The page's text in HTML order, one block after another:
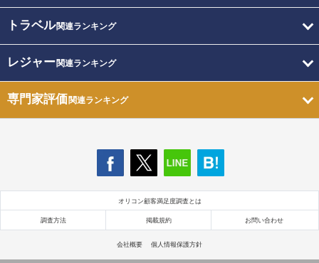
トラベル関連ランキング
レジャー関連ランキング
専門家評価関連ランキング
オリコン顧客満足度調査とは
調査方法 掲載規約 お問い合わせ
会社概要 個人情報保護方針